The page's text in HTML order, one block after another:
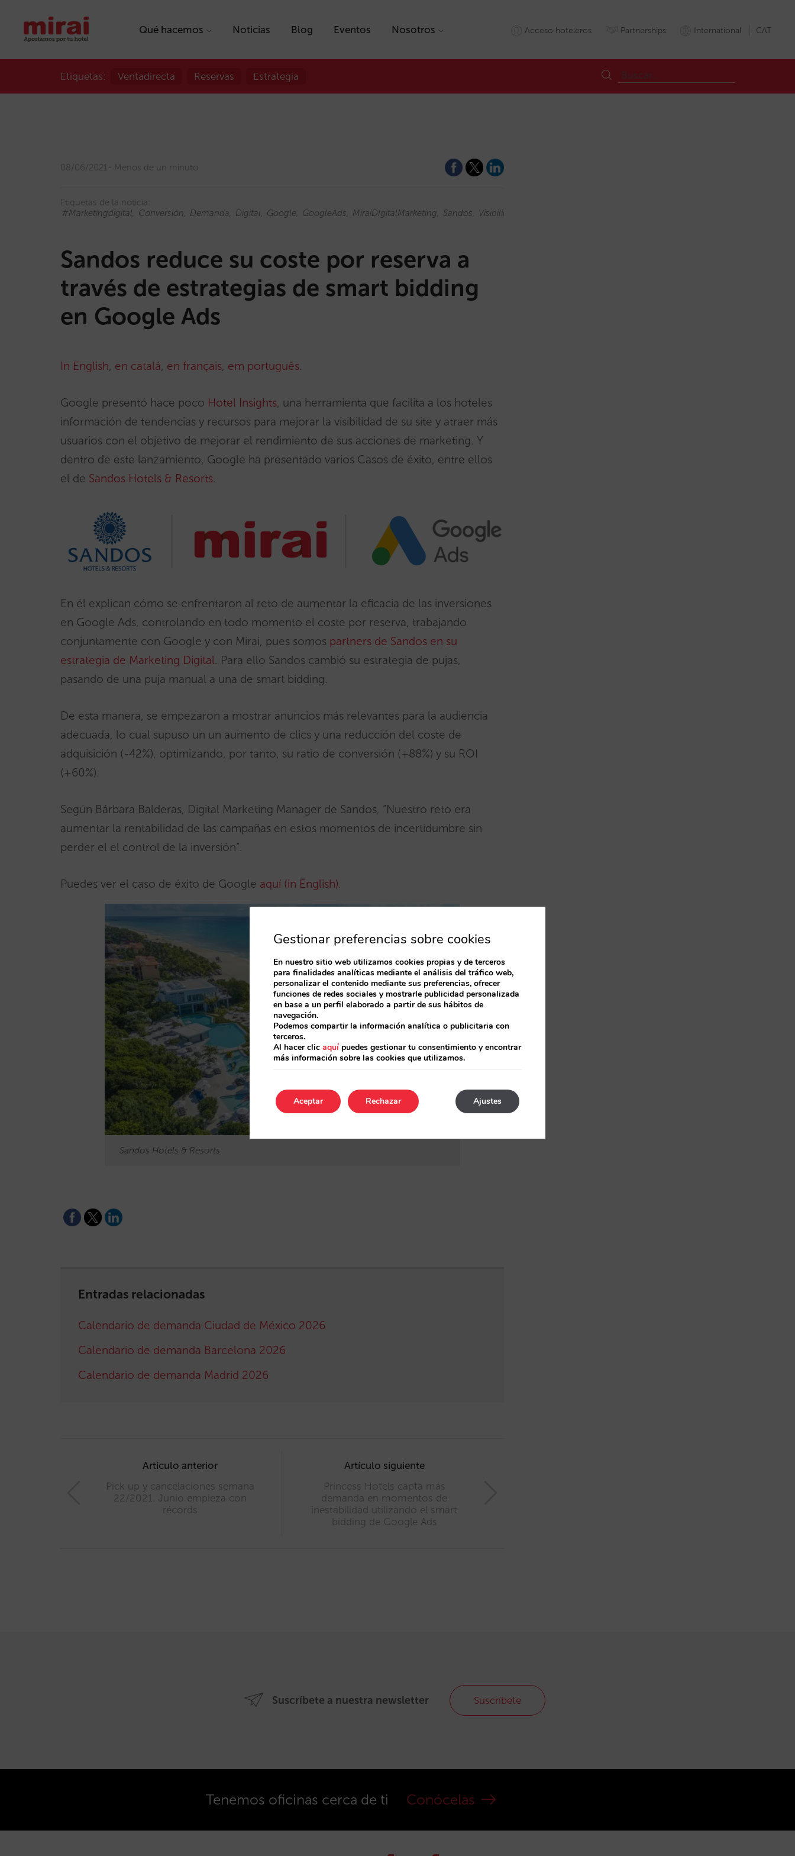
Qué hacemos Noticias Blog Eventos Nosotros Acceso hoteleros Partnerships International CAT
Etiquetas: Ventadirecta Reservas Estrategia
08/06/2021 Menos de un minuto
Etiquetas de la noticia:
#marketingdigital
Conversión Demanda Digital Google GoogleAds MiraiDIgitalMarketing Sandos Visibilidad
Sandos reduce su coste por reserva a
través de estrategias de smart bidding
en Google Ads
In English, en catalá, en français, em português.
Google presentó hace poco Hotel Insights, una herramienta que facilita a los hoteles
información de tendencias y recursos para mejorar la visibilidad de su site y atraer más
usuarios con el objetivo de mejorar el rendimiento de sus acciones de marketing. Y
dentro de este lanzamiento, Google ha presentado varios Casos de éxito, entre ellos
el de Sandos Hotels & Resorts.
En él explican cómo se enfrentaron al reto de aumentar la eficacia de las inversiones
en Google Ads, controlando en todo momento el coste por reserva, trabajando
conjuntamente con Google y con Mirai, pues somos partners de Sandos en su
estrategia de Marketing Digital. Para ello Sandos cambió su estrategia de pujas,
pasando de una puja manual a una de smart bidding.
De esta manera, se empezaron a mostrar anuncios más relevantes para la audiencia
adecuada, lo cual supuso un un aumento de clics y una reducción del coste de
adquisición (-42%), optimizando, por tanto, su ratio de conversión (+88%) y su ROI
(+60%).
Según Bárbara Balderas, Digital Marketing Manager de Sandos, “Nuestro reto era
aumentar la rentabilidad de las campañas en estos momentos de incertidumbre sin
perder el el control de la inversión”.
Puedes ver el caso de éxito de Google aquí (in English).
Sandos Hotels & Resorts
Entradas relacionadas
Calendario de demanda Ciudad de México 2026
Calendario de demanda Barcelona 2026
Calendario de demanda Madrid 2026
Artículo anterior
Pick up y cancelaciones semana
22/2021. Junio empieza con
récords
Artículo siguiente
Princess Hotels capta más
demanda en momentos de
inestabilidad utilizando el smart
bidding de Google Ads
Suscríbete a nuestra newsletter Suscríbete
Tenemos oficinas cerca de ti Conócelas
Gestionar preferencias sobre cookies
En nuestro sitio web utilizamos cookies propias y de terceros
para finalidades analíticas mediante el análisis del tráfico web,
personalizar el contenido mediante sus preferencias, ofrecer
funciones de redes sociales y mostrarle publicidad personalizada
en base a un perfil elaborado a partir de sus hábitos de
navegación.
Podemos compartir la información analítica o publicitaria con
terceros.
Al hacer clic aquípuedes gestionar tu consentimiento y encontrar
más información sobre las cookies que utilizamos.
Aceptar Ajustes
Rechazar